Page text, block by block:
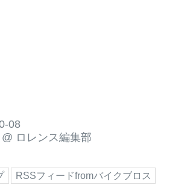
08
@ ロレンス編集部
RSSフィードfromバイクブロス